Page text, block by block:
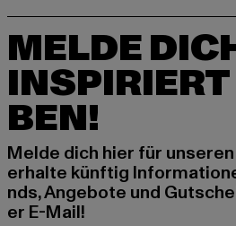
MELDE
BEN!
Melde dich hier für
erhalte künftig
nds, Angebote und
er E-Mail!